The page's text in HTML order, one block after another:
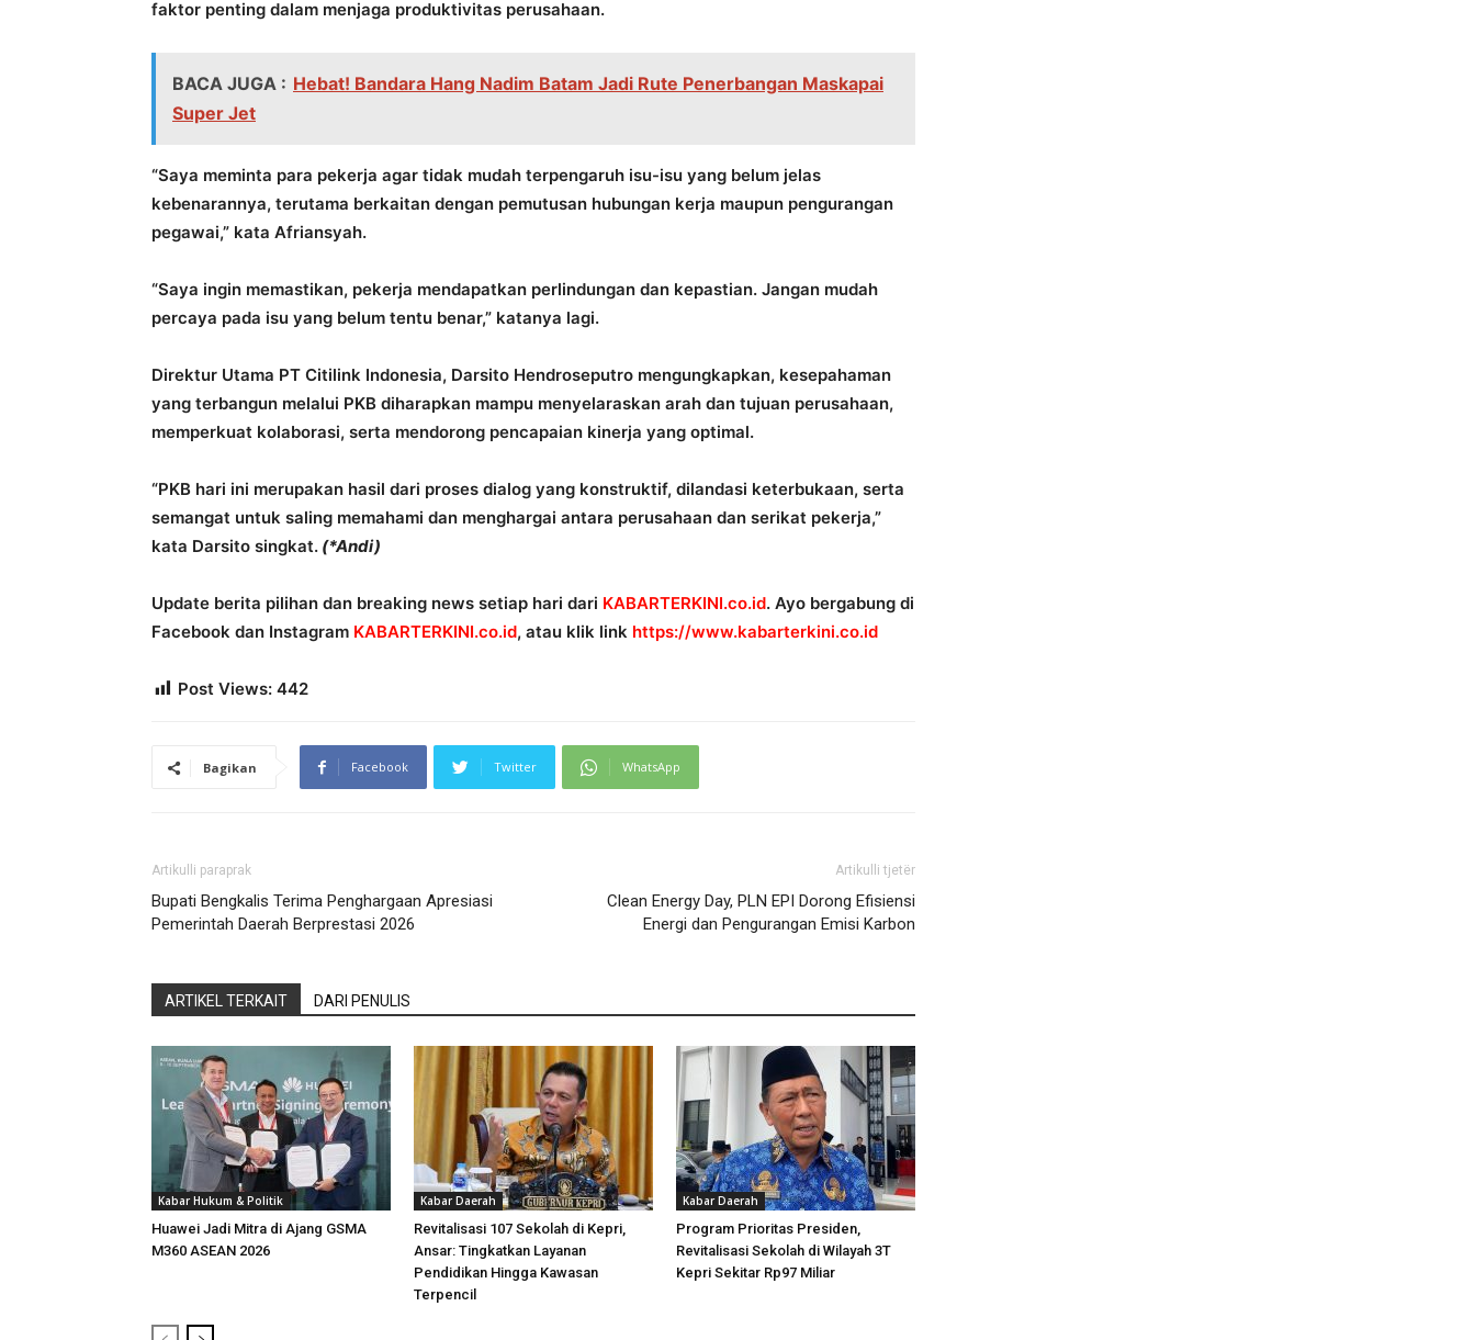
faktor penting dalam menjaga produktivitas perusahaan.
BACA JUGA : Hebat! Bandara Hang Nadim Batam Jadi Rute Penerbangan Maskapai
Super Jet
“Saya meminta para pekerja agar tidak mudah terpengaruh isu-isu yang belum jelas
kebenarannya, terutama berkaitan dengan pemutusan hubungan kerja maupun pengurangan
pegawai,” kata Afriansyah.
“Saya ingin memastikan, pekerja mendapatkan perlindungan dan kepastian. Jangan mudah
percaya pada isu yang belum tentu benar,” katanya lagi.
Direktur Utama PT Citilink Indonesia, Darsito Hendroseputro mengungkapkan, kesepahaman
yang terbangun melalui PKB diharapkan mampu menyelaraskan arah dan tujuan perusahaan,
memperkuat kolaborasi, serta mendorong pencapaian kinerja yang optimal.
“PKB hari ini merupakan hasil dari proses dialog yang konstruktif, dilandasi keterbukaan, serta
semangat untuk saling memahami dan menghargai antara perusahaan dan serikat pekerja,”
kata Darsito singkat. (*Andi)
Update berita pilihan dan breaking news setiap hari dari KABARTERKINI.co.id. Ayo bergabung di
Facebook dan Instagram KABARTERKINI.co.id, atau klik link https://www.kabarterkini.co.id
Post Views: 442
Bagikan Facebook Twitter WhatsApp
Artikulli paraprak
Bupati Bengkalis Terima Penghargaan Apresiasi
Pemerintah Daerah Berprestasi 2026
Artikulli tjetër
Clean Energy Day, PLN EPI Dorong Efisiensi
Energi dan Pengurangan Emisi Karbon
ARTIKEL TERKAIT DARI PENULIS
Kabar Hukum & Politik
Huawei Jadi Mitra di Ajang GSMA
M360 ASEAN 2026
Kabar Daerah
Revitalisasi 107 Sekolah di Kepri,
Ansar: Tingkatkan Layanan
Pendidikan Hingga Kawasan
Terpencil
Kabar Daerah
Program Prioritas Presiden,
Revitalisasi Sekolah di Wilayah 3T
Kepri Sekitar Rp97 Miliar